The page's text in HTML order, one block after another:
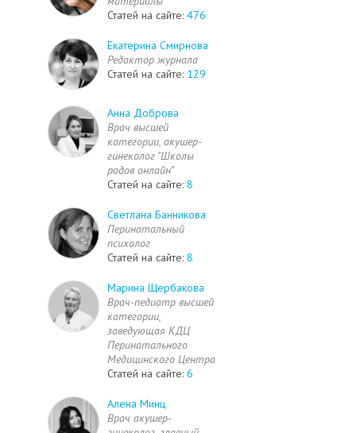
Статей на сайте: 476
Екатерина Смирнова
Редактор журнала
Статей на сайте: 129
Анна Доброва
Врач высшей
категории, акушер-
гинеколог "Школы
родов онлайн"
Статей на сайте: 8
Светлана Банникова
Перинатальный
психолог
Статей на сайте: 8
Марина Щербакова
Врач-педиатр высшей
категории,
заведующая КДЦ
Перинатального
Медицинского Центра
Статей на сайте: 6
Алена Минц
Врач акушер-